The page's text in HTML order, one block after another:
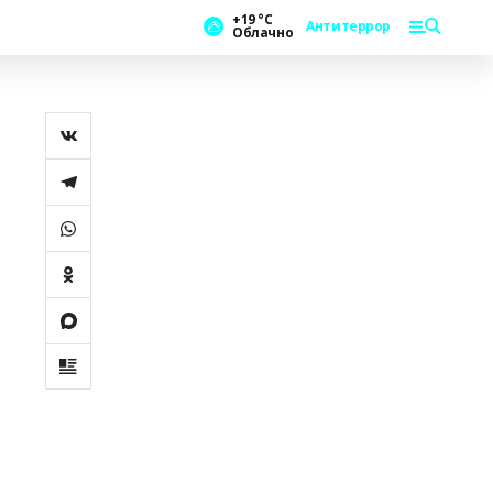
+19 °С
Облачно Антитеррор